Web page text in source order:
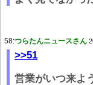
58:つらたんニュースさん
>>51
営業がいつ来よ